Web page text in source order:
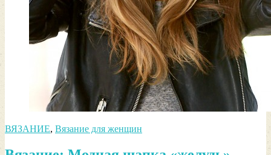
ВЯЗАНИЕ, Вязание для женщин